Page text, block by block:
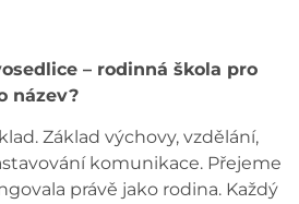
– rodinná škola pro
název?
Základ výchovy, vzdělání,
komunikace. Přejeme
právě jako rodina. Každý